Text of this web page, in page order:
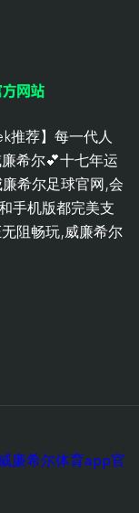
推荐】每一代人
希尔💕十七年运
希尔足球官网,会
手机版都完美支
阻畅玩,威廉希尔
廉希尔体育app官